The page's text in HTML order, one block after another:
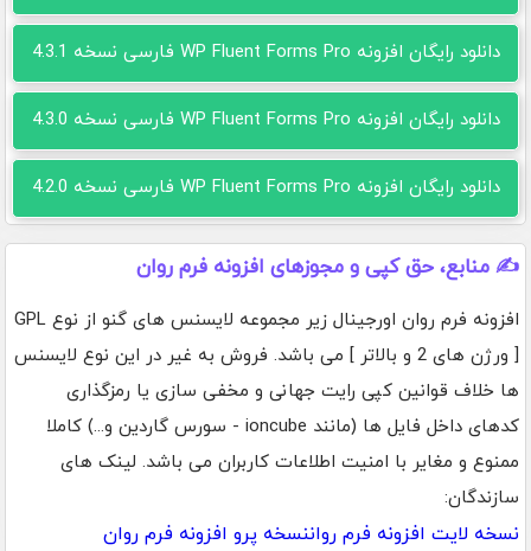
دانلود رایگان افزونه WP Fluent Forms Pro فارسی نسخه 4.3.1
دانلود رایگان افزونه WP Fluent Forms Pro فارسی نسخه 4.3.0
دانلود رایگان افزونه WP Fluent Forms Pro فارسی نسخه 4.2.0
✍️ منابع، حق کپی و مجوزهای افزونه فرم روان
افزونه فرم روان اورجینال زیر مجموعه لایسنس های گنو از نوع GPL
[ ورژن های 2 و بالاتر ] می باشد. فروش به غیر در این نوع لایسنس
ها خلاف قوانین کپی رایت جهانی و مخفی سازی یا رمزگذاری
کدهای داخل فایل ها (مانند ioncube - سورس گاردین و...) کاملا
ممنوع و مغایر با امنیت اطلاعات کاربران می باشد. لینک های
سازندگان:
نسخه لایت افزونه فرم رواننسخه پرو افزونه فرم روان